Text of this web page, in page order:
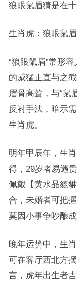
狼眼鼠眉猜是在
生肖虎：狼眼鼠
“狼眼鼠眉”常形
的威猛正直与之
眉骨高耸，与“鼠
反衬手法，暗示
生肖虎。
明年甲辰年，生
得，29岁者易遇
佩戴【黄水晶貔
合，未婚者可把
莫因小事争吵酿成
晚年运势中，生
可在客厅西北方
言，虎年出生者